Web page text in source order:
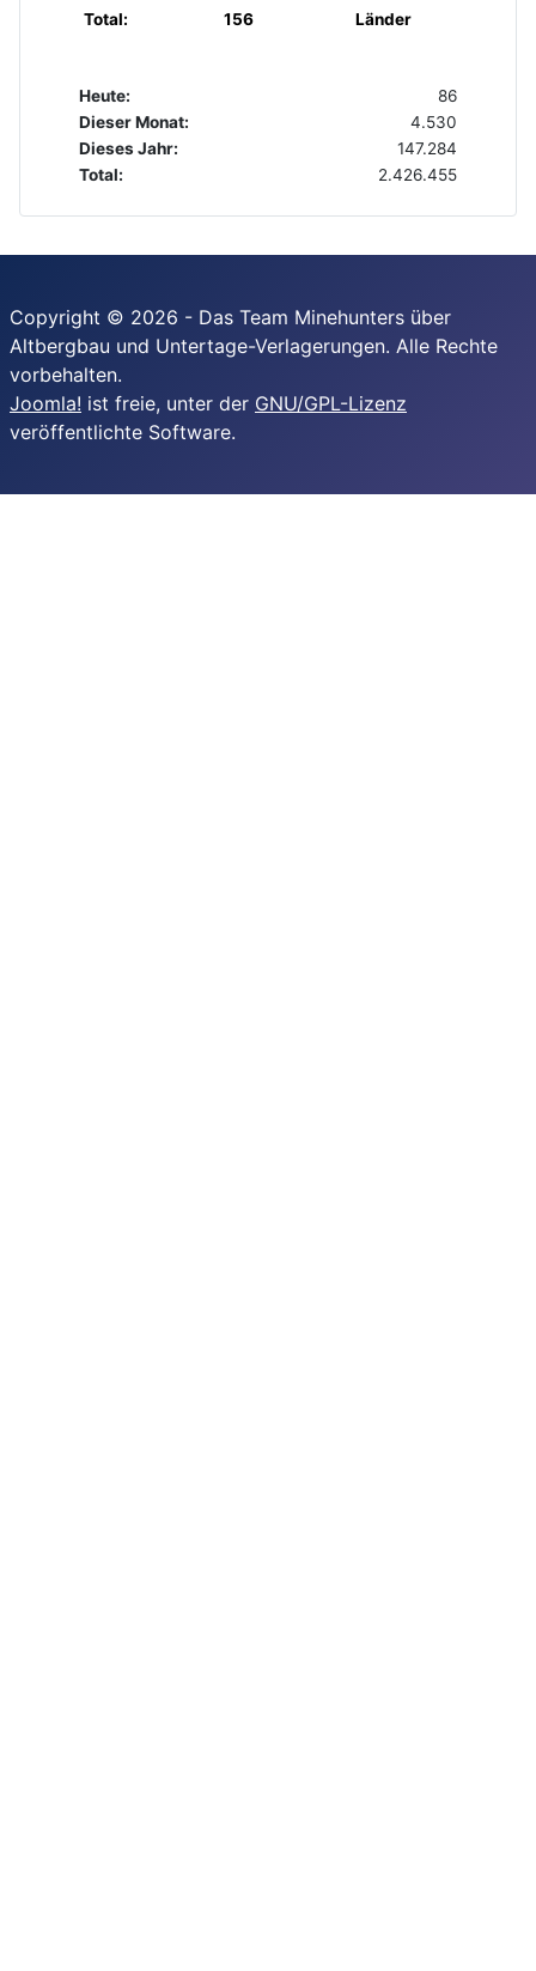
Total: 156 Länder
Heute:
86
Dieser Monat:
4.530
Dieses Jahr:
147.284
Total:
2.426.455
Copyright © 2026 - Das Team Minehunters über
Altbergbau und Untertage-Verlagerungen. Alle Rechte
vorbehalten.
Joomla! ist freie, unter der GNU/GPL-Lizenz
veröffentlichte Software.